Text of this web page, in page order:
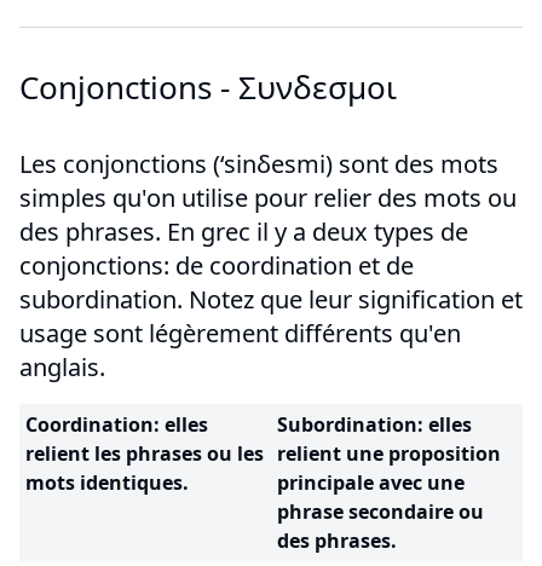
Conjonctions - Συνδεσμοι
Les conjonctions (‘sinδesmi) sont des mots
simples qu'on utilise pour relier des mots ou
des phrases. En grec il y a deux types de
conjonctions: de coordination et de
subordination. Notez que leur signification et
usage sont légèrement différents qu'en
anglais.
Coordination: elles
relient les phrases ou les
mots identiques.
Subordination: elles
relient une proposition
principale avec une
phrase secondaire ou
des phrases.